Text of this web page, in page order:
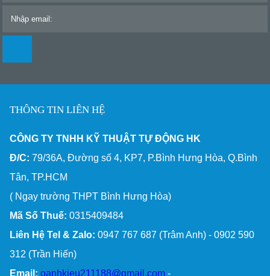
THÔNG TIN LIÊN HỆ
CÔNG TY TNHH KỸ THUẬT TỰ ĐỘNG HK
Đ/C:79/36A, Đường số 4, KP7, P.Bình Hưng Hòa, Q.Bình
Tân, TP.HCM
( Ngay trường THPT Bình Hưng Hòa)
Mã Số Thuế:0315409484
Liên Hệ Tel & Zalo:0947 767 687 (Trâm Anh) - 0902 590
312 (Trần Hiến)
Email:oanhkieu211188@gmail.com -